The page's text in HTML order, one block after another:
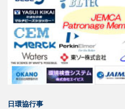
日環協行事